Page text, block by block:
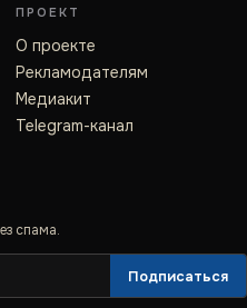
ПРОЕКТ
О проекте
Рекламодателям
Медиакит
Telegram-канал
спама.
Подписаться